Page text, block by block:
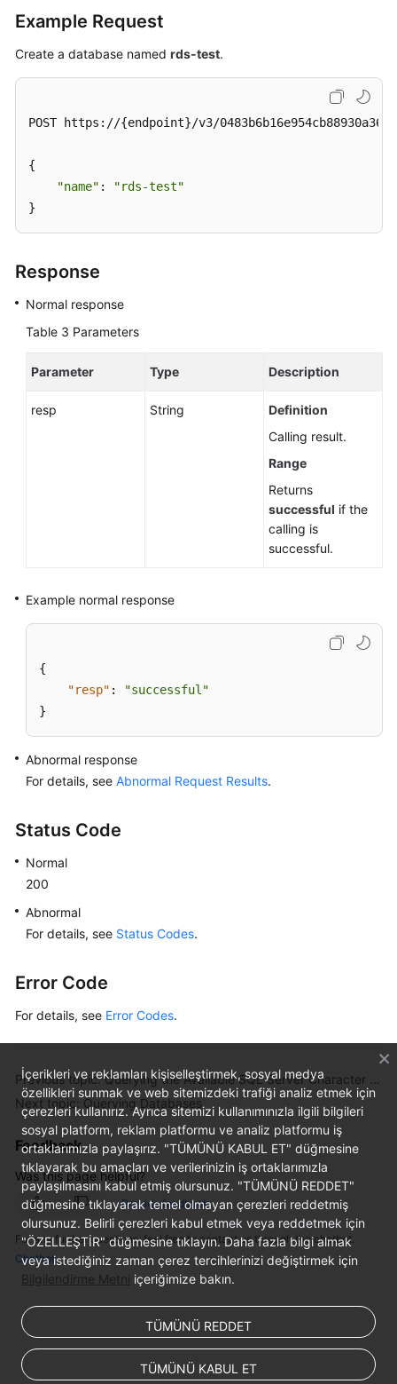
Example Request
Create a database named rds-test.
POST https://{endpoint}/v3/
{
"name" :
"rds-test"
}
Response
Normal response
Table 3 Parameters
Parameter Type Description
resp String
Definition
Calling result.
Range
Returns
successful if the
calling is
successful.
Example normal response
{
"resp" :
"successful"
}
Abnormal response
For details, see Abnormal Request Results.
Status Code
Normal
200
Abnormal
For details, see Status Codes.
Error Code
For details, see Error Codes.
Next topic: Querying Databases
Feedback
Was this page helpful?
Provide feedback
For any further questions, feel free to contact us through the chatbot.
Chatbot
İçerikleri ve reklamları kişiselleştirmek, sosyal medya
özellikleri sunmak ve web sitemizdeki trafiği analiz etmek için
çerezleri kullanırız. Ayrıca sitemizi kullanımınızla ilgili bilgileri
sosyal platform, reklam platformu ve analiz platformu iş
ortaklarımızla paylaşırız. "TÜMÜNÜ KABUL ET" düğmesine
tıklayarak bu amaçları ve verilerinizin iş ortaklarımızla
paylaşılmasını kabul etmiş olursunuz. "TÜMÜNÜ REDDET"
düğmesine tıklayarak temel olmayan çerezleri reddetmiş
olursunuz. Belirli çerezleri kabul etmek veya reddetmek için
"ÖZELLEŞTİR" düğmesine tıklayın. Daha fazla bilgi almak
veya istediğiniz zaman çerez tercihlerinizi değiştirmek için
Bilgilendirme Metni içeriğimize bakın.
TÜMÜNÜ REDDET
TÜMÜNÜ KABUL ET